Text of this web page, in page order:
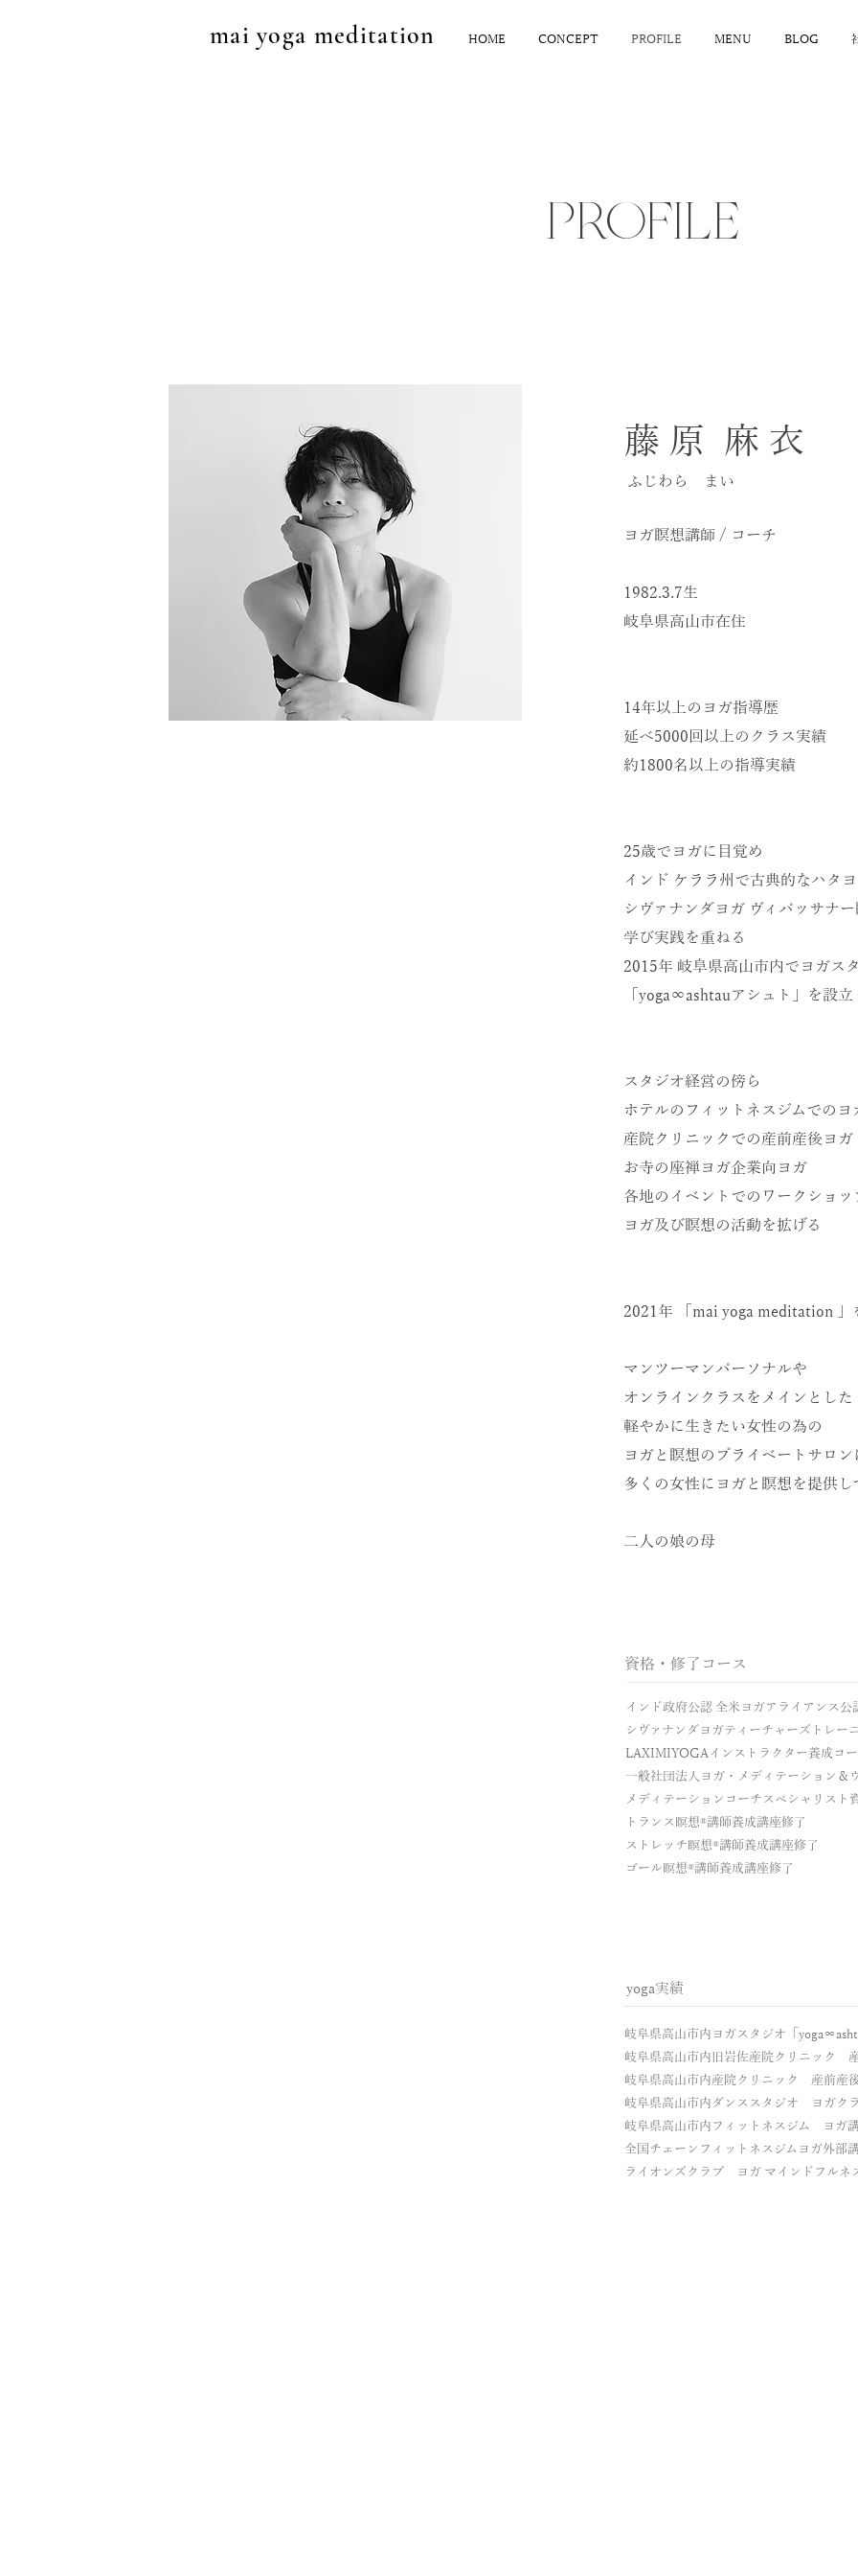
mai yoga meditation HOME CONCEPT PROFILE MENU BLOG
PROFILE
藤 原 麻 衣
ふじわら まい
ヨガ瞑想講師 / コーチ
1982.3.7生
​岐阜県高山市在住
14年以上のヨガ指導歴
延べ5000回以上のクラス実績
約1800名以上の指導実績
25歳でヨガに目覚め
インド ケララ州で古典的なハタ
シヴァナンダヨガ ヴィパッサナー
学び実践を重ねる
2015年 岐阜県高山市内でヨガス
yoga∞ashtauアシュト」を設立
スタジオ経営の傍ら
ホテルのフィットネスジムでのヨ
産院クリニックでの産前産後ヨガ
お寺の座禅ヨガ企業向ヨガ
各地のイベントでのワークショッ
ヨガ及び瞑想の活動を拡げる
2021年 「mai yoga meditation 」
マンツーマンパーソナルや
オンラインクラスをメインとした
軽やかに生きたい女性の為の
ヨガと瞑想のプライベートサロン
多くの女性にヨガと瞑想を提供し
二人の娘の母
資格・修了コース
インド政府公認 全米ヨガアライアンス公
シヴァナンダヨガティーチャーズトレー
LAXIMIYOGAインストラクター養成コ
一般社団法人ヨガ・メディテーション＆
メディテーションコーチスペシャリスト
トランス瞑想®︎講師養成講座修了
ストレッチ瞑想®︎講師養成講座修了
ゴール瞑想®︎講師養成講座修了
yoga実績 ​
岐阜県高山市内ヨガスタジオ「
岐阜県高山市内旧岩佐産院クリニック
岐阜県高山市内産院クリニック 産前産
岐阜県高山市内ダンススタジオ ヨガク
岐阜県高山市内フィットネスジム ヨガ
全国チェーンフィットネスジムヨガ外部
ライオンズクラブ ヨガ マインドフルネ